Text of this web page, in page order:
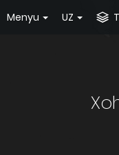
Menyu UZ